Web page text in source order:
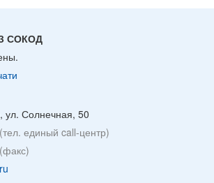
СОКОД
ул. Солнечная, 50
(тел. единый call-центр)
(факс)